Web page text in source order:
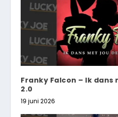
Franky Falcon – Ik dans
2.0
19 juni 2026